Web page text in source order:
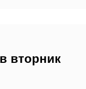
вторник